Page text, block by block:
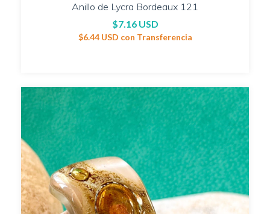
Anillo de Lycra Bordeaux 121
$7.16 USD
$6.44 USD con Transferencia